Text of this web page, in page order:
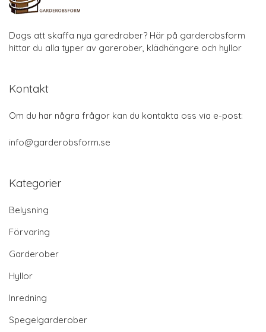
Dags att skaffa nya garedrober? Här på garderobsform
hittar du alla typer av garerober, klädhängare och hyllor
Kontakt
Om du har några frågor kan du kontakta oss via e-post:
info@garderobsform.se
Kategorier
Belysning
Förvaring
Garderober
Hyllor
Inredning
Spegelgarderober